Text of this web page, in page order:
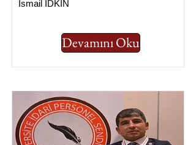
İsmail İDKİN
Devamını Oku